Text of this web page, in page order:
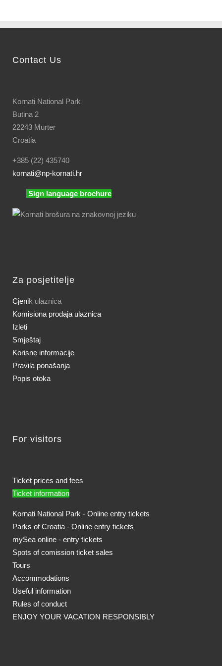
Contact Us
Kornati National Park
Butina 2
22243 Murter
Croatia
+385 (22) 435740
kornati@np-kornati.hr
Sign language brochure
Za posjetitelje
Cjenik ulaznica
Komisiona prodaja ulaznica
Izleti
Smještaj
Korisne informacije
Pravila ponašanja
Popis otoka
For visitors
Ticket prices and fees
Ticket information
Kornati National Park - Online entry tickets
Parks of Croatia - Online entry tickets
mySea online - entry tickets
Spots of comission ticket sales
Tours
Accommodations
Useful information
Rules of conduct
ENJOY YOUR VACATION RESPONSIBLY